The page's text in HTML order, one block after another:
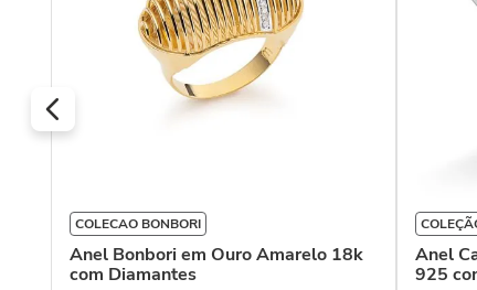
COLECAO BONBORI
Anel Bonbori em Ouro Amarelo 18k
com Diamantes
Anel
925